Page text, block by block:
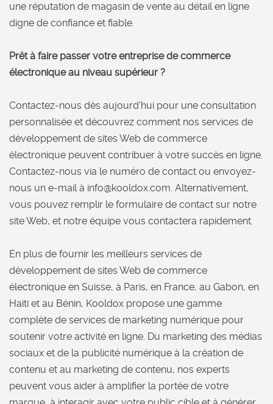
une réputation de magasin de vente au détail en ligne
digne de confiance et fiable.
Prêt à faire passer votre entreprise de commerce
électronique au niveau supérieur ?
Contactez-nous dès aujourd'hui pour une consultation
personnalisée et découvrez comment nos services de
développement de sites Web de commerce
électronique peuvent contribuer à votre succès en ligne.
Contactez-nous via le numéro de contact ou envoyez-
nous un e-mail à info@kooldox.com. Alternativement,
vous pouvez remplir le formulaire de contact sur notre
site Web, et notre équipe vous contactera rapidement.
En plus de fournir les meilleurs services de
développement de sites Web de commerce
électronique en Suisse, à Paris, en France, au Gabon, en
Haïti et au Bénin, Kooldox propose une gamme
complète de services de marketing numérique pour
soutenir votre activité en ligne. Du marketing des médias
sociaux et de la publicité numérique à la création de
contenu et au marketing de contenu, nos experts
peuvent vous aider à amplifier la portée de votre